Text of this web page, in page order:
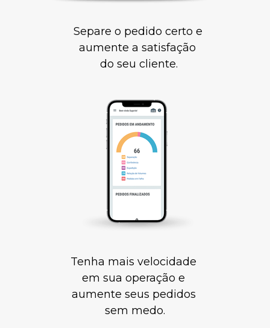
Separe o pedido certo e
aumente a satisfação
do seu cliente.
Tenha mais velocidade
em sua operação e
aumente seus pedidos
sem medo.